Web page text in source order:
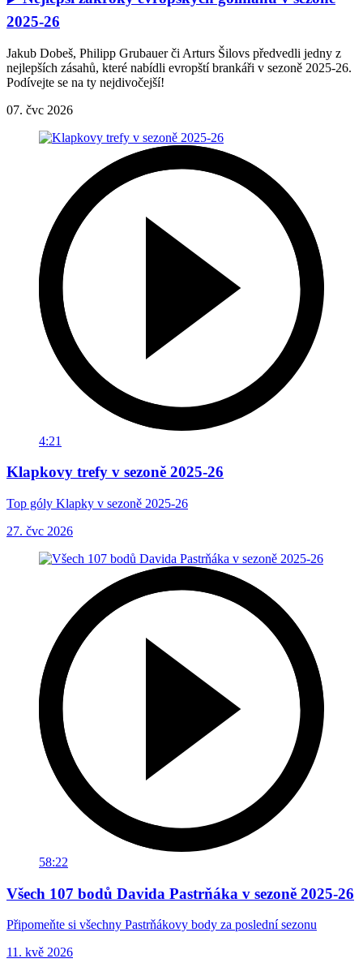
2025-26
Jakub Dobeš, Philipp Grubauer či Arturs Šilovs předvedli jedny z
nejlepších zásahů, které nabídli evropští brankáři v sezoně 2025-26.
Podívejte se na ty nejdivočejší!
07. čvc 2026
4:21
Klapkovy trefy v sezoně 2025-26
Top góly Klapky v sezoně 2025-26
27. čvc 2026
58:22
Všech 107 bodů Davida Pastrňáka v sezoně 2025-26
Připomeňte si všechny Pastrňákovy body za poslední sezonu
11. kvě 2026